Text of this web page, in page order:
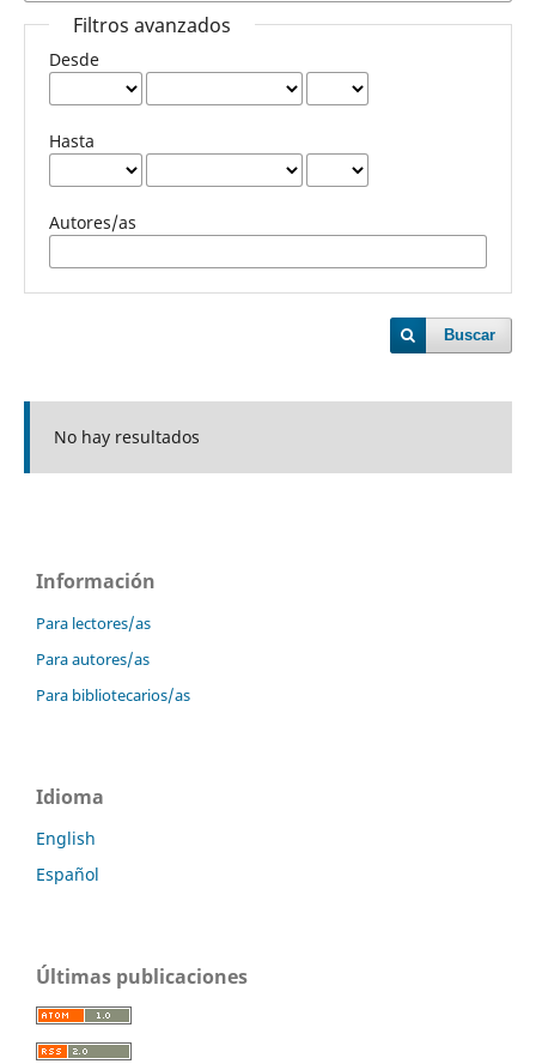
Filtros avanzados
Desde
Hasta
Autores/as
Buscar
No hay resultados
Información
Para lectores/as
Para autores/as
Para bibliotecarios/as
Idioma
English
Español
Últimas publicaciones